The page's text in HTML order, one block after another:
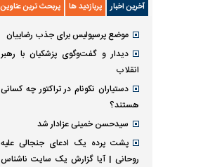
آخرین اخبار پربازدید ها پربحث ترین عناوین
موضع پرسپولیس برای جذب رضاییان
دیدار و گفت‌وگوی پزشکیان با رهبر
انقلاب
دستیاران نکونام در تراکتور چه کسانی
هستند؟
سیدحسن خمینی عزادار شد
پشت پرده یک ادعای جنجالی علیه
روحانی | آیا گزارش یک سایت ناشناس